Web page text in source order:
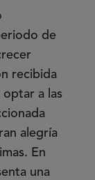
de
recibida
a las
alegría
En
una